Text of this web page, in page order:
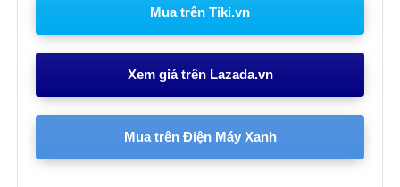
Mua trên Tiki.vn
Xem giá trên Lazada.vn
Mua trên Điện Máy Xanh